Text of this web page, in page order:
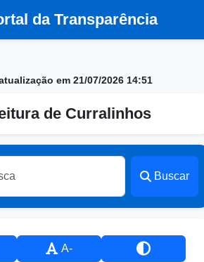
da Transparência
em 21/07/2026 14:51
de Curralinhos
Buscar
A-